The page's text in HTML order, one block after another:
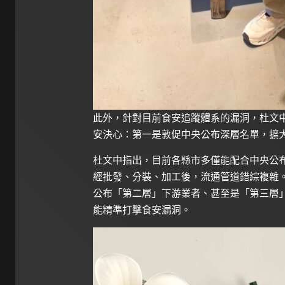
此外，針對目前食安追蹤體系的漏洞，杜
安決心：第一是敦促中央公布深層名單，擴
杜文中指出，目前各縣市多僅能配合中央公
經批發、分裝、加工後，流通管道錯綜複雜
公布「第二層」下游業者、甚至是「第三層
能精準打擊食安漏洞。